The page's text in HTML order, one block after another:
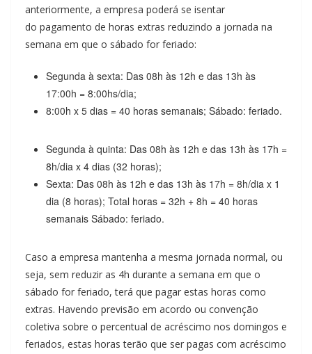
anteriormente, a empresa poderá se isentar
do pagamento de horas extras reduzindo a jornada na
semana em que o sábado for feriado:
Segunda à sexta: Das 08h às 12h e das 13h às
17:00h = 8:00hs/dia;
8:00h x 5 dias = 40 horas semanais; Sábado: feriado.
Segunda à quinta: Das 08h às 12h e das 13h às 17h =
8h/dia x 4 dias (32 horas);
Sexta: Das 08h às 12h e das 13h às 17h = 8h/dia x 1
dia (8 horas); Total horas = 32h + 8h = 40 horas
semanais Sábado: feriado.
Caso a empresa mantenha a mesma jornada normal, ou
seja, sem reduzir as 4h durante a semana em que o
sábado for feriado, terá que pagar estas horas como
extras. Havendo previsão em acordo ou convenção
coletiva sobre o percentual de acréscimo nos domingos e
feriados, estas horas terão que ser pagas com acréscimo